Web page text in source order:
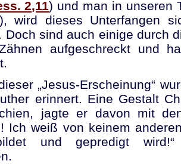
2,11) und man in unseren
wird dieses Unterfangen
Doch sind auch einige durch
aufgeschreckt und
„Jesus-Erscheinung“
erinnert. Eine Gestalt
jagte er davon mit
Ich weiß von keinem
und gepredigt